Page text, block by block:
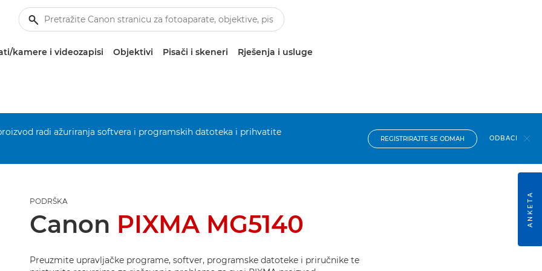
kamere i videozapisi Objektivi Pisači i skeneri Rješenja i usluge
radi ažuriranja softvera i programskih datoteka i prihvatite
REGISTRIRAJTE SE ODMAH ODBACI
PODRŠKA
Canon PIXMA MG5140
Preuzmite upravljačke programe, softver, programske datoteke i priručnike te
ANKETA